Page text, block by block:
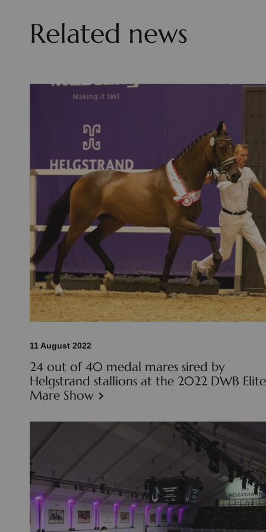
Related news
11 August 2022
24 out of 40 medal mares sired by
Helgstrand stallions at the 2022 DWB Elite
Mare Show